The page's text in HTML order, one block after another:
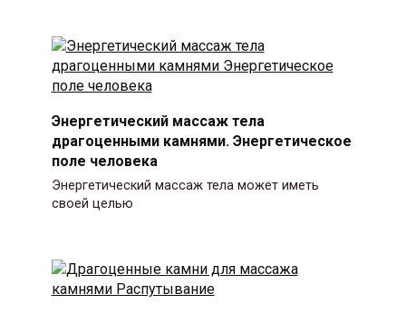
Энергетический массаж тела
драгоценными камнями. Энергетическое
поле человека
Энергетический массаж тела может иметь
своей целью